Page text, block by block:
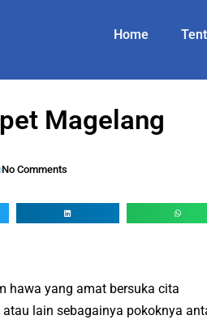
Home
Magelang
No Comments
hawa yang amat bersuka cita
lain sebagainya pokoknya